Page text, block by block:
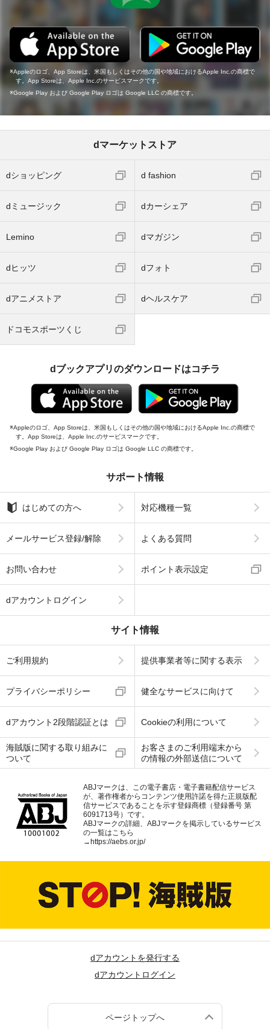
Appleのロゴ、App Storeは、米国もしくはその他の国や地域におけるApple Inc.の商標で
す。App Storeは、Apple Inc.のサービスマークです。
Google Play および Google Play ロゴは Google LLC の商標です。
dマーケットストア
dショッピング d fashion
dミュージック dカーシェア
Lemino dマガジン
dヒッツ dフォト
dアニメストア dヘルスケア
ドコモスポーツくじ
dブックアプリのダウンロードはコチラ
Appleのロゴ、App Storeは、米国もしくはその他の国や地域におけるApple Inc.の商標で
す。App Storeは、Apple Inc.のサービスマークです。
Google Play および Google Play ロゴは Google LLC の商標です。
サポート情報
はじめての方へ 対応機種一覧
メールサービス登録/解除 よくある質問
お問い合わせ ポイント表示設定
dアカウントログイン
サイト情報
ご利用規約 提供事業者等に関する表示
プライバシーポリシー 健全なサービスに向けて
dアカウント2段階認証とは Cookieの利用について
海賊版に関する取り組みに
ついて
お客さまのご利用端末から
の情報の外部送信について
ABJマークは、この電子書店・電子書籍配信サービス
が、著作権者からコンテンツ使用許諾を得た正規版配
信サービスであることを示す登録商標（登録番号 第
6091713号）です。
ABJマークの詳細、ABJマークを掲示しているサービス
の一覧はこちら
→ https://aebs.or.jp/
dアカウントを発行する
dアカウントログイン
ページトップへ